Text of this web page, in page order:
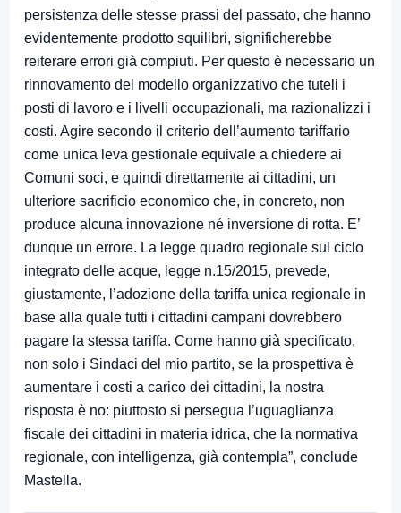
persistenza delle stesse prassi del passato, che hanno
evidentemente prodotto squilibri, significherebbe
reiterare errori già compiuti. Per questo è necessario un
rinnovamento del modello organizzativo che tuteli i
posti di lavoro e i livelli occupazionali, ma razionalizzi i
costi. Agire secondo il criterio dell’aumento tariffario
come unica leva gestionale equivale a chiedere ai
Comuni soci, e quindi direttamente ai cittadini, un
ulteriore sacrificio economico che, in concreto, non
produce alcuna innovazione né inversione di rotta. E’
dunque un errore. La legge quadro regionale sul ciclo
integrato delle acque, legge n.15/2015, prevede,
giustamente, l’adozione della tariffa unica regionale in
base alla quale tutti i cittadini campani dovrebbero
pagare la stessa tariffa. Come hanno già specificato,
non solo i Sindaci del mio partito, se la prospettiva è
aumentare i costi a carico dei cittadini, la nostra
risposta è no: piuttosto si persegua l’uguaglianza
fiscale dei cittadini in materia idrica, che la normativa
regionale, con intelligenza, già contempla”, conclude
Mastella.